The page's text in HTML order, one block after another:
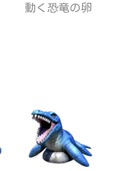
動く恐竜の卵